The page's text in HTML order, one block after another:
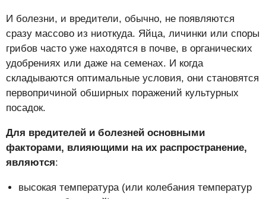
И болезни, и вредители, обычно, не появляются
сразу массово из ниоткуда. Яйца, личинки или споры
грибов часто уже находятся в почве, в органических
удобрениях или даже на семенах. И когда
складываются оптимальные условия, они становятся
первопричиной обширных поражений культурных
посадок.
Для вредителей и болезней основными
факторами, влияющими на их распространение,
являются:
высокая температура (или колебания температур